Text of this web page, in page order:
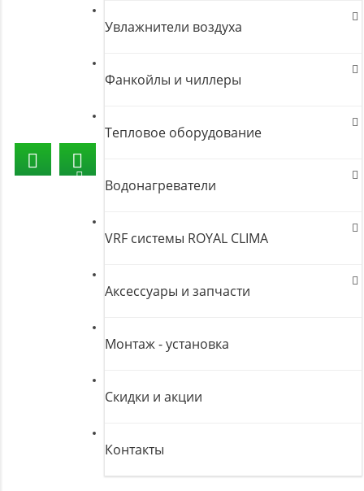
Увлажнители воздуха
Фанкойлы и чиллеры
Тепловое оборудование
Водонагреватели
VRF системы ROYAL CLIMA
Аксессуары и запчасти
Монтаж - установка
Скидки и акции
Контакты